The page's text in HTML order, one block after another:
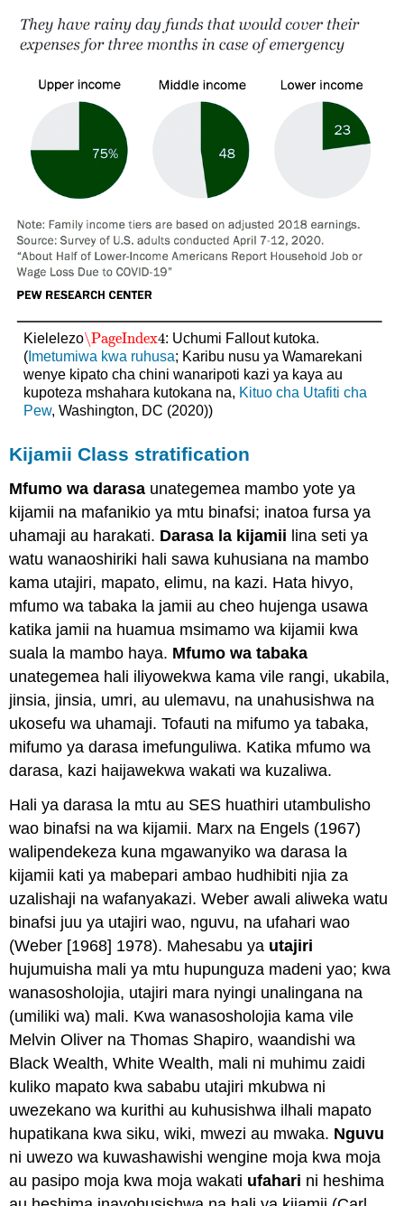
Kielelezo\PageIndex4
\PageIndex4: Uchumi Fallout kutoka.
(Imetumiwa kwa ruhusa; Karibu nusu ya Wamarekani
wenye kipato cha chini wanaripoti kazi ya kaya au
kupoteza mshahara kutokana na, Kituo cha Utafiti cha
Pew, Washington, DC (2020))
Kijamii Class stratification
Mfumo wa darasa unategemea mambo yote ya
kijamii na mafanikio ya mtu binafsi; inatoa fursa ya
uhamaji au harakati. Darasa la kijamii lina seti ya
watu wanaoshiriki hali sawa kuhusiana na mambo
kama utajiri, mapato, elimu, na kazi. Hata hivyo,
mfumo wa tabaka la jamii au cheo hujenga usawa
katika jamii na huamua msimamo wa kijamii kwa
suala la mambo haya. Mfumo wa tabaka
unategemea hali iliyowekwa kama vile rangi, ukabila,
jinsia, jinsia, umri, au ulemavu, na unahusishwa na
ukosefu wa uhamaji. Tofauti na mifumo ya tabaka,
mifumo ya darasa imefunguliwa. Katika mfumo wa
darasa, kazi haijawekwa wakati wa kuzaliwa.
Hali ya darasa la mtu au SES huathiri utambulisho
wao binafsi na wa kijamii. Marx na Engels (1967)
walipendekeza kuna mgawanyiko wa darasa la
kijamii kati ya mabepari ambao hudhibiti njia za
uzalishaji na wafanyakazi. Weber awali aliweka watu
binafsi juu ya utajiri wao, nguvu, na ufahari wao
(Weber [1968] 1978). Mahesabu ya utajiri
hujumuisha mali ya mtu hupunguza madeni yao; kwa
wanasosholojia, utajiri mara nyingi unalingana na
(umiliki wa) mali. Kwa wanasosholojia kama vile
Melvin Oliver na Thomas Shapiro, waandishi wa
Black Wealth, White Wealth, mali ni muhimu zaidi
kuliko mapato kwa sababu utajiri mkubwa ni
uwezekano wa kurithi au kuhusishwa ilhali mapato
hupatikana kwa siku, wiki, mwezi au mwaka. Nguvu
ni uwezo wa kuwashawishi wengine moja kwa moja
au pasipo moja kwa moja wakati ufahari ni heshima